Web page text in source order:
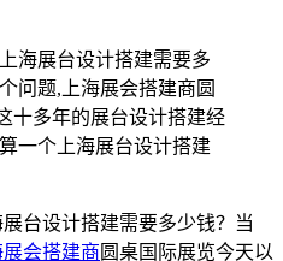
海展台设计搭建需要多
问题,上海展会搭建商圆
十多年的展台设计搭建经
一个上海展台设计搭建
台设计搭建需要多少钱？当
展会搭建商 圆桌国际展览今天以